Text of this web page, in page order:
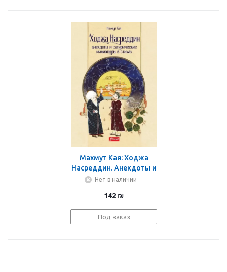
Махмут Кая: Ходжа
Насреддин. Анекдоты и
сатирические
Нет в наличии
142 ₪
Под заказ